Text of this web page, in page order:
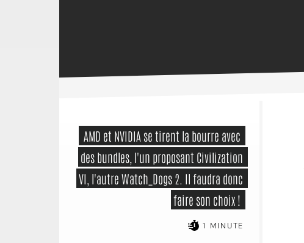
des bundles, l'un proposant Civilization
VI, l'autre Watch_Dogs 2. Il faudra donc
faire son choix !
1 MINUTE